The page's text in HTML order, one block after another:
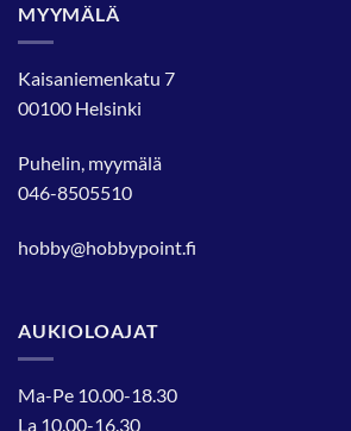
MYYMÄLÄ
Kaisaniemenkatu 7
00100 Helsinki
Puhelin, myymälä
046-8505510
hobby@hobbypoint.fi
AUKIOLOAJAT
Ma-Pe 10.00-18.30
La 10.00-16.30